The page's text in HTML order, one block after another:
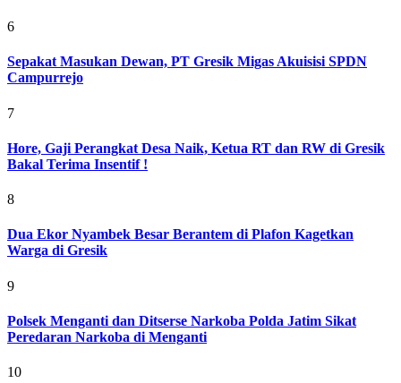
6
Sepakat Masukan Dewan, PT Gresik Migas Akuisisi SPDN
Campurrejo
7
Hore, Gaji Perangkat Desa Naik, Ketua RT dan RW di Gresik
Bakal Terima Insentif !
8
Dua Ekor Nyambek Besar Berantem di Plafon Kagetkan
Warga di Gresik
9
Polsek Menganti dan Ditserse Narkoba Polda Jatim Sikat
Peredaran Narkoba di Menganti
10